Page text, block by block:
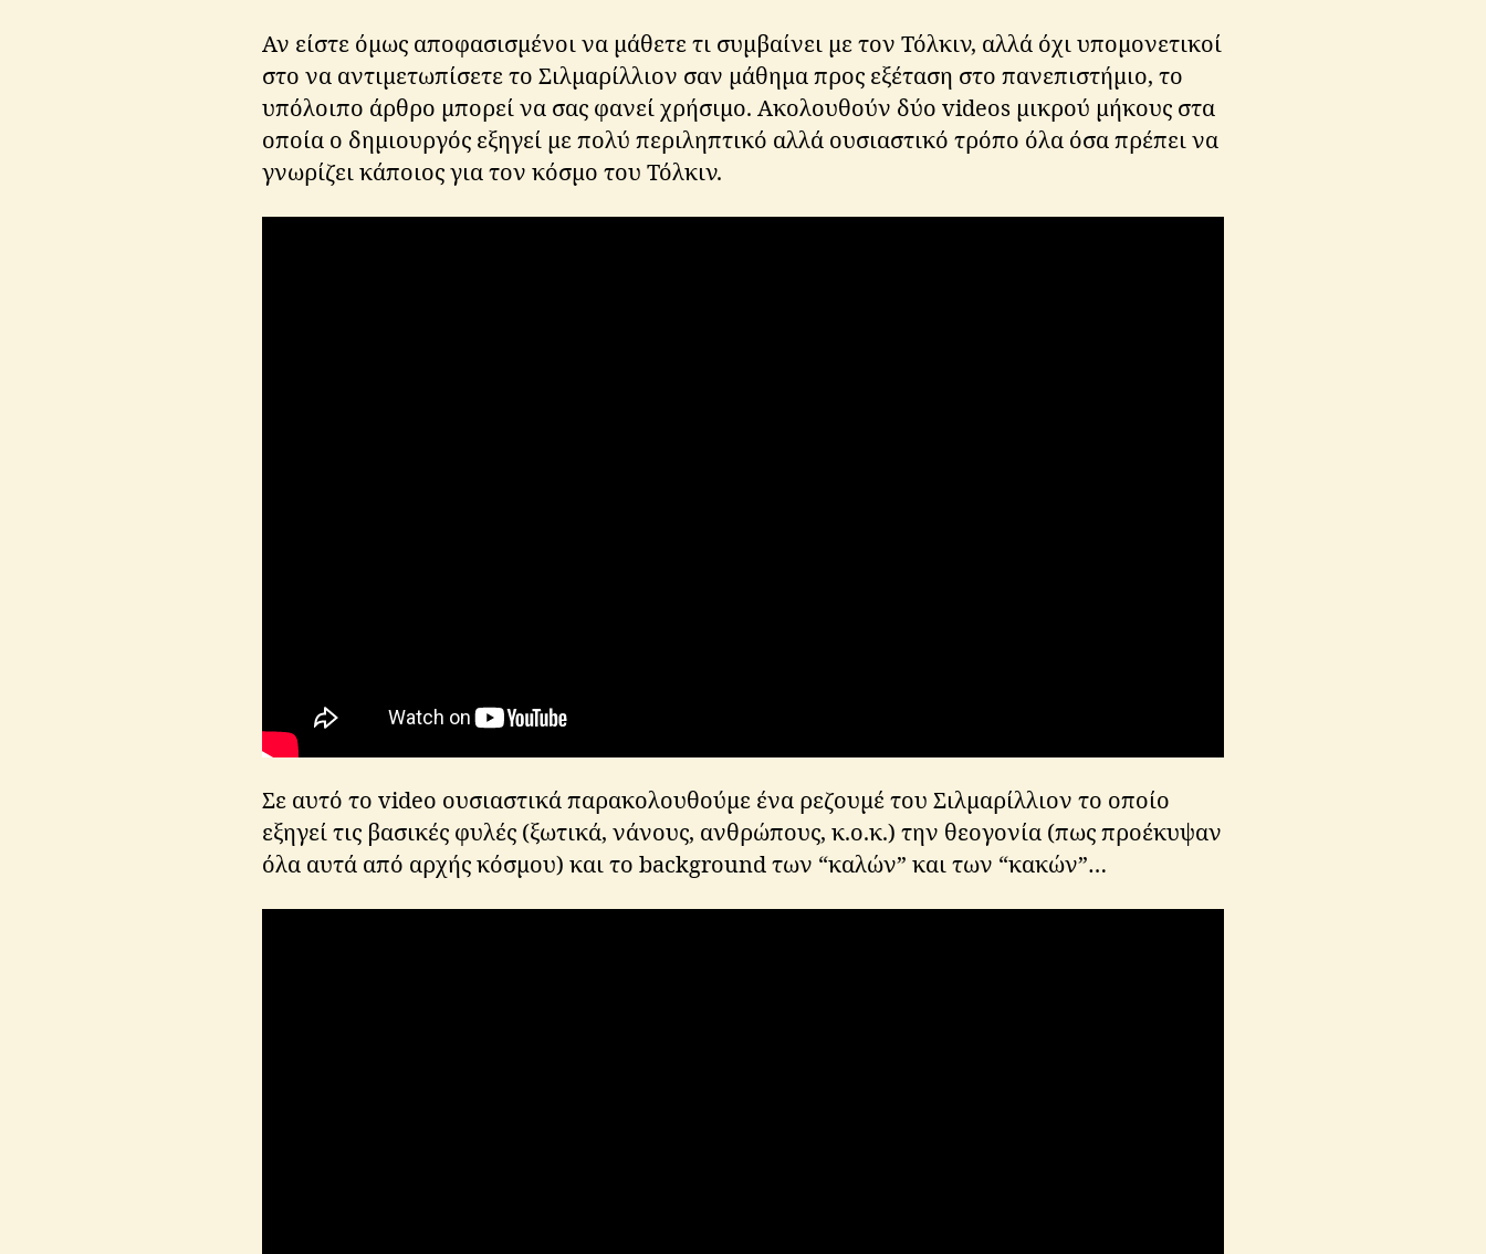
Αν είστε όμως αποφασισμένοι να μάθετε τι συμβαίνει με τον Τόλκιν, αλλά όχι υπομονετικοί
στο να αντιμετωπίσετε το Σιλμαρίλλιον σαν μάθημα προς εξέταση στο πανεπιστήμιο, το
υπόλοιπο άρθρο μπορεί να σας φανεί χρήσιμο. Ακολουθούν δύο videos μικρού μήκους στα
οποία ο δημιουργός εξηγεί με πολύ περιληπτικό αλλά ουσιαστικό τρόπο όλα όσα πρέπει να
γνωρίζει κάποιος για τον κόσμο του Τόλκιν.
Σε αυτό το video ουσιαστικά παρακολουθούμε ένα ρεζουμέ του Σιλμαρίλλιον το οποίο
εξηγεί τις βασικές φυλές (ξωτικά, νάνους, ανθρώπους, κ.ο.κ.) την θεογονία (πως προέκυψαν
όλα αυτά από αρχής κόσμου) και το background των “καλών” και των “κακών”…